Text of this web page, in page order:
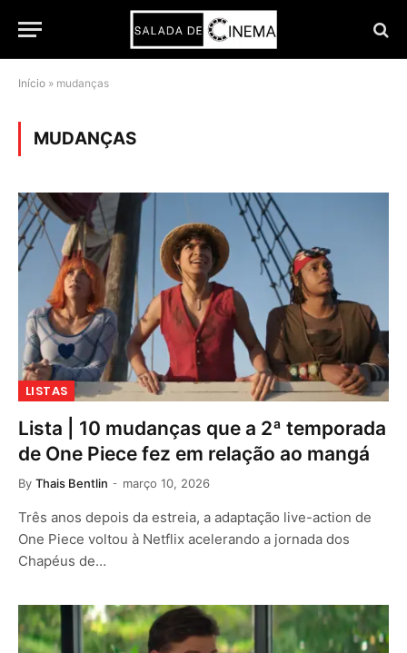
Início » mudanças
MUDANÇAS
LISTAS
Lista | 10 mudanças que a 2ª temporada
de One Piece fez em relação ao mangá
By Thais Bentlin março 10, 2026
Três anos depois da estreia, a adaptação live-action de
One Piece voltou à Netflix acelerando a jornada dos
Chapéus de…